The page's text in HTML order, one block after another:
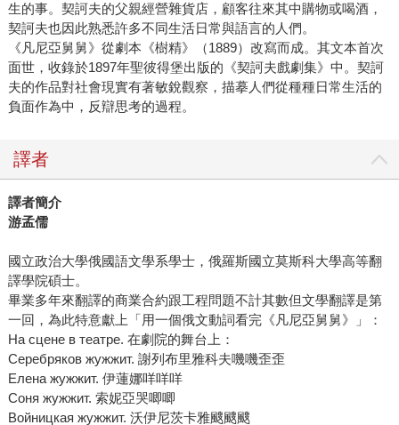
生的事。契訶夫的父親經營雜貨店，顧客往來其中購物或喝酒，
契訶夫也因此熟悉許多不同生活日常與語言的人們。
《凡尼亞舅舅》從劇本《樹精》（1889）改寫而成。其文本首次
面世，收錄於1897年聖彼得堡出版的《契訶夫戲劇集》中。契訶
夫的作品對社會現實有著敏銳觀察，描摹人們從種種日常生活的
負面作為中，反辯思考的過程。
譯者
譯者簡介
游孟儒
國立政治大學俄國語文學系學士，俄羅斯國立莫斯科大學高等翻
譯學院碩士。
畢業多年來翻譯的商業合約跟工程問題不計其數但文學翻譯是第
一回，為此特意獻上「用一個俄文動詞看完《凡尼亞舅舅》」：
На сцене в театре. 在劇院的舞台上：
Серебряков жужжит. 謝列布里雅科夫嘰嘰歪歪
Елена жужжит. 伊蓮娜咩咩咩
Соня жужжит. 索妮亞哭唧唧
Войницкая жужжит. 沃伊尼茨卡雅颼颼颼